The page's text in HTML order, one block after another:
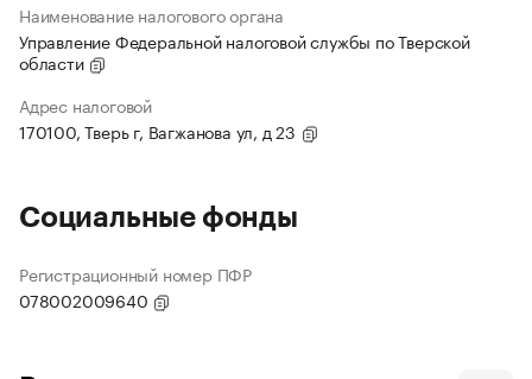
Наименование налогового органа
Управление Федеральной налоговой службы по Тверской
области
Адрес налоговой
170100, Тверь г, Вагжанова ул, д 23
Социальные фонды
Регистрационный номер ПФР
078002009640